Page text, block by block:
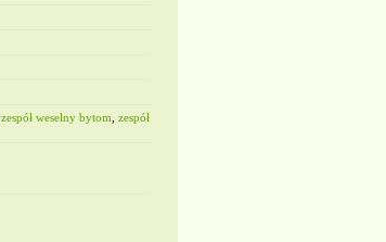
zespół weselny bytom zespół